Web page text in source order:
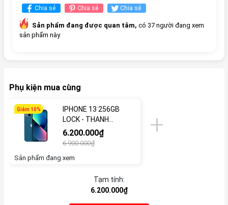
Chia sẻ Chia sẻ Chia sẻ
Sản phẩm đang được quan tâm, có 37 người đang xem
sản phẩm này
Phụ kiện mua cùng
Giảm 10%
IPHONE 13 256GB
LOCK - THANH
LÝ/826937
6.200.000₫
6.900.000₫
Sản phẩm đang xem
Tạm tính:
6.200.000₫